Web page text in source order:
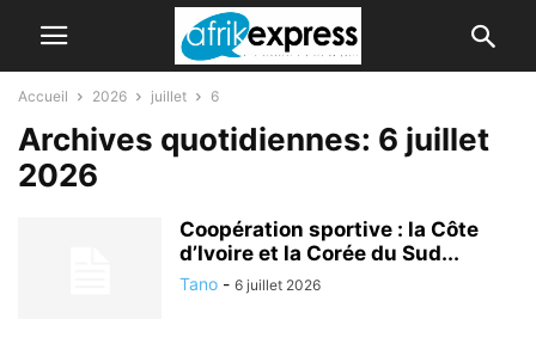
Accueil 2026 juillet 6
Archives quotidiennes: 6 juillet
2026
Coopération sportive : la Côte
d’Ivoire et la Corée du Sud...
Tano - 6 juillet 2026